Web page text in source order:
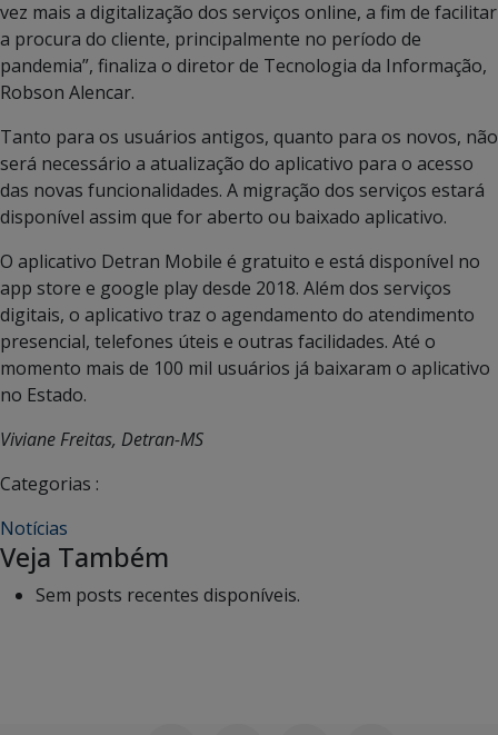
vez mais a digitalização dos serviços online, a fim de facilitar
a procura do cliente, principalmente no período de
pandemia”, finaliza o diretor de Tecnologia da Informação,
Robson Alencar.
Tanto para os usuários antigos, quanto para os novos, não
será necessário a atualização do aplicativo para o acesso
das novas funcionalidades. A migração dos serviços estará
disponível assim que for aberto ou baixado aplicativo.
O aplicativo Detran Mobile é gratuito e está disponível no
app store e google play desde 2018. Além dos serviços
digitais, o aplicativo traz o agendamento do atendimento
presencial, telefones úteis e outras facilidades. Até o
momento mais de 100 mil usuários já baixaram o aplicativo
no Estado.
Viviane Freitas, Detran-MS
Categorias :
Notícias
Veja Também
Sem posts recentes disponíveis.